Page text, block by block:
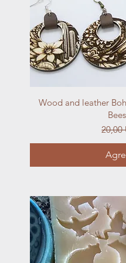
Wood and leather
Precio
20,00